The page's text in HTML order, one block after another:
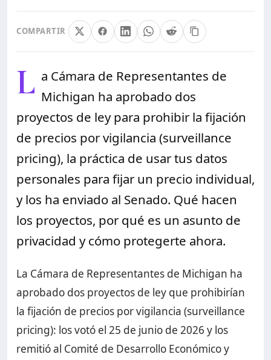
COMPARTIR
L a Cámara de Representantes de
Michigan ha aprobado dos
proyectos de ley para prohibir la fijación
de precios por vigilancia (surveillance
pricing), la práctica de usar tus datos
personales para fijar un precio individual,
y los ha enviado al Senado. Qué hacen
los proyectos, por qué es un asunto de
privacidad y cómo protegerte ahora.
La Cámara de Representantes de Michigan ha
aprobado dos proyectos de ley que prohibirían
la fijación de precios por vigilancia (surveillance
pricing): los votó el 25 de junio de 2026 y los
remitió al Comité de Desarrollo Económico y